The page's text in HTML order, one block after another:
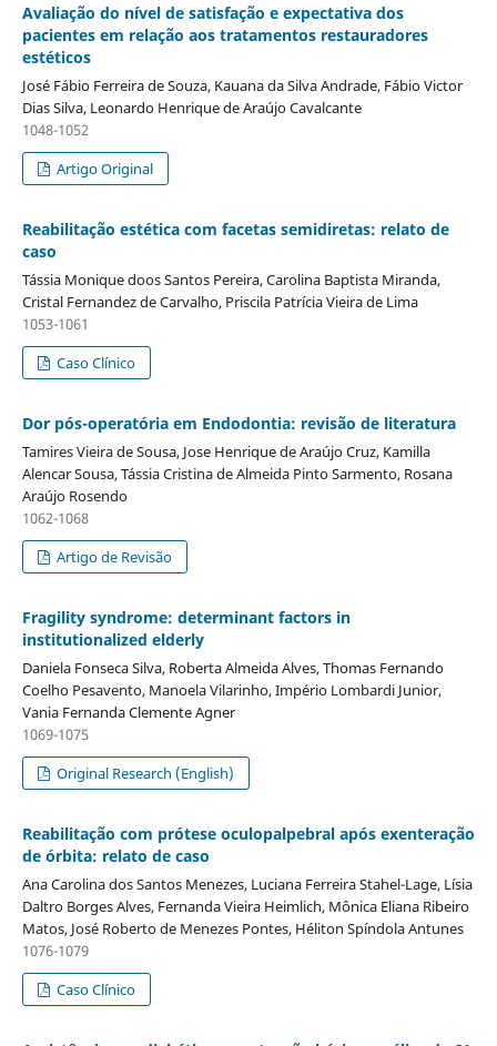
Avaliação do nível de satisfação e expectativa dos
pacientes em relação aos tratamentos restauradores
estéticos
José Fábio Ferreira de Souza, Kauana da Silva Andrade, Fábio Victor
Dias Silva, Leonardo Henrique de Araújo Cavalcante
1048-1052
Artigo Original
Reabilitação estética com facetas semidiretas: relato de
caso
Tássia Monique doos Santos Pereira, Carolina Baptista Miranda,
Cristal Fernandez de Carvalho, Priscila Patrícia Vieira de Lima
1053-1061
Caso Clínico
Dor pós-operatória em Endodontia: revisão de literatura
Tamires Vieira de Sousa, Jose Henrique de Araújo Cruz, Kamilla
Alencar Sousa, Tássia Cristina de Almeida Pinto Sarmento, Rosana
Araújo Rosendo
1062-1068
Artigo de Revisão
Fragility syndrome: determinant factors in
institutionalized elderly
Daniela Fonseca Silva, Roberta Almeida Alves, Thomas Fernando
Coelho Pesavento, Manoela Vilarinho, Império Lombardi Junior,
Vania Fernanda Clemente Agner
1069-1075
Original Research (English)
Reabilitação com prótese oculopalpebral após exenteração
de órbita: relato de caso
Ana Carolina dos Santos Menezes, Luciana Ferreira Stahel-Lage, Lísia
Daltro Borges Alves, Fernanda Vieira Heimlich, Mônica Eliana Ribeiro
Matos, José Roberto de Menezes Pontes, Héliton Spíndola Antunes
1076-1079
Caso Clínico